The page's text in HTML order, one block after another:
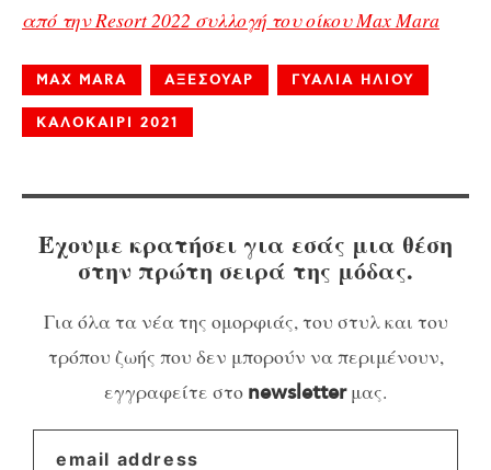
από την Resort 2022 συλλογή του οίκου Max Mara
MAX MARA ΑΞΕΣΟΥΑΡ ΓΥΑΛΙΑ ΗΛΙΟΥ
ΚΑΛΟΚΑΙΡΙ 2021
Έχουμε κρατήσει για εσάς μια θέση
στην πρώτη σειρά της μόδας.
Για όλα τα νέα της ομορφιάς, του στυλ και του
τρόπου ζωής που δεν μπορούν να περιμένουν,
εγγραφείτε στο newsletterμας.